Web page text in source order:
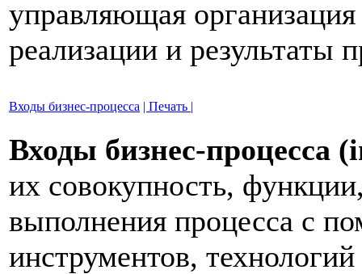
управляющая
реализации и результаты
Входы бизнес-процесса | Печать |
Входы бизнес-процесса (
их совокупность,
выполнения процесса с
инструментов,